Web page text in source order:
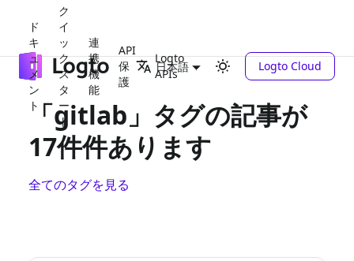
ド
キ
ュ
メ
ン
ト
ク
イ
ッ
ク
ス
タ
ー
ト
連
携
機
能
API
保
護
Logto
APIs
日本語 Logto Cloud
「gitlab」タグの記事が
17件件あります
全てのタグを見る